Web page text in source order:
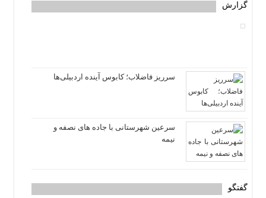
گزارش
سرریز فاضلاب؛ کابوس آینده اردبیلی‌ها
سرعین شهرستانی با جاده های نصفه و
نیمه
گفتگو